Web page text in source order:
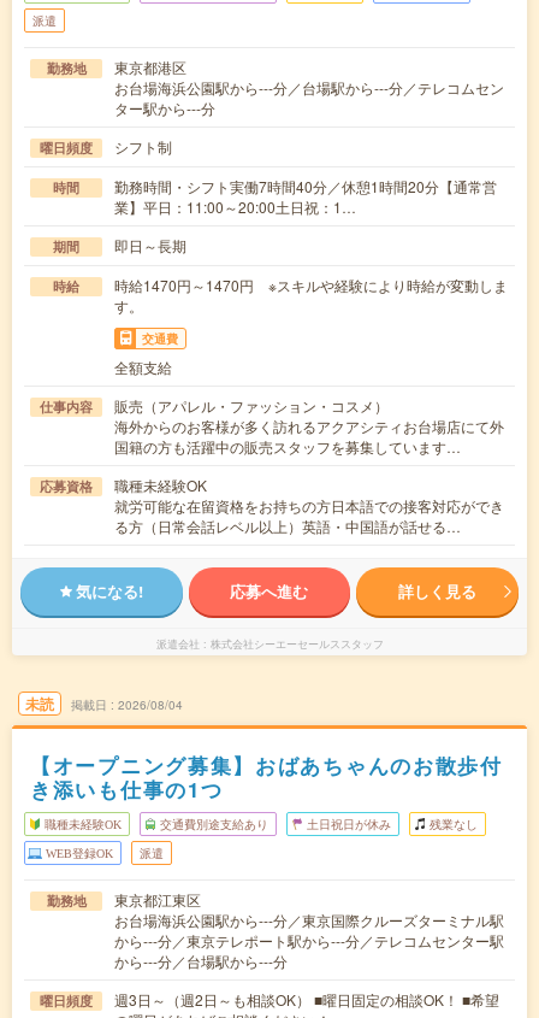
派遣
勤務地
東京都港区
お台場海浜公園駅から---分／台場駅から---分／テレコムセン
ター駅から---分
曜日頻度 シフト制
時間
勤務時間・シフト実働7時間40分／休憩1時間20分【通常営
業】平日：11:00～20:00土日祝：1…
期間 即日～長期
時給
時給1470円～1470円 ※スキルや経験により時給が変動しま
す。
交通費
全額支給
仕事内容
販売（アパレル・ファッション・コスメ）
海外からのお客様が多く訪れるアクアシティお台場店にて外
国籍の方も活躍中の販売スタッフを募集しています…
応募資格
職種未経験OK
就労可能な在留資格をお持ちの方日本語での接客対応ができ
る方（日常会話レベル以上）英語・中国語が話せる…
気になる! 応募へ進む 詳しく見る
派遣会社 株式会社シーエーセールススタッフ
未読 掲載日 2026/08/04
【オープニング募集】おばあちゃんのお散歩付
き添いも仕事の1つ
職種未経験OK 交通費別途支給あり 土日祝日が休み 残業なし
WEB登録OK 派遣
勤務地
東京都江東区
お台場海浜公園駅から---分／東京国際クルーズターミナル駅
から---分／東京テレポート駅から---分／テレコムセンター駅
から---分／台場駅から---分
曜日頻度
週3日～（週2日～も相談OK） ■曜日固定の相談OK！ ■希望